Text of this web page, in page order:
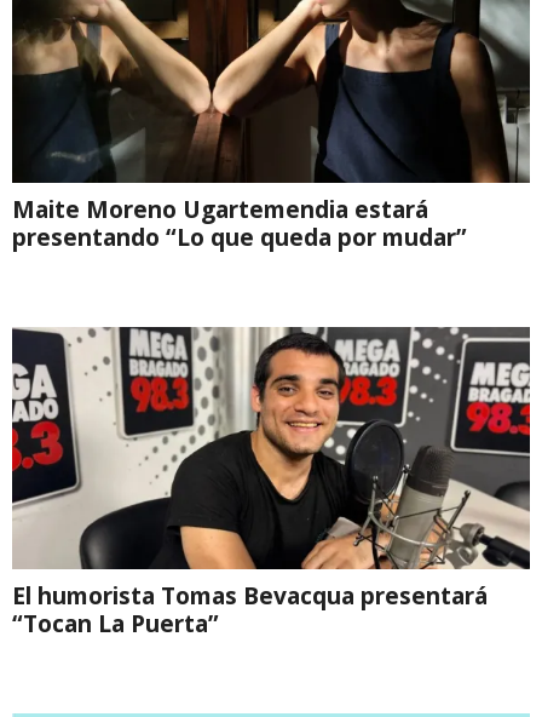
Maite Moreno Ugartemendia estará
presentando “Lo que queda por mudar”
El humorista Tomas Bevacqua presentará
“Tocan La Puerta”